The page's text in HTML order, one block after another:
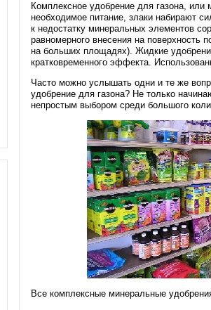
Комплексное удобрение для газона, или
необходимое питание, злаки набирают
к недостатку минеральных элементов
равномерного внесения на поверхность
на больших площадях). Жидкие
кратковременного эффекта.
Часто можно услышать одни и те же
удобрение для газона? Не только
непростым выбором среди большого
Все комплексные минеральные